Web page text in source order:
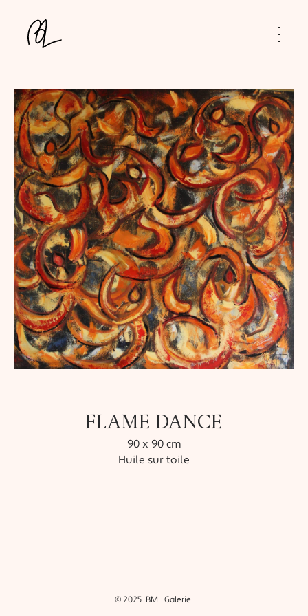
FLAME DANCE
90 x 90 cm
Huile sur toile
© 2025 BML Galerie